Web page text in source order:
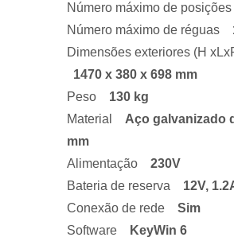
Número máximo de
Número máximo de réguas
Dimensões exteriores (H
1470 x 380 x 698 mm
Peso
130 kg
Material
Aço galvanizado
mm
Alimentação
230V
Bateria de reserva
12V,
Conexão de rede Sim
Software
KeyWin 6